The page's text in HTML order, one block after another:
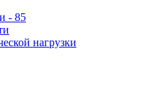
- 85
нагрузки